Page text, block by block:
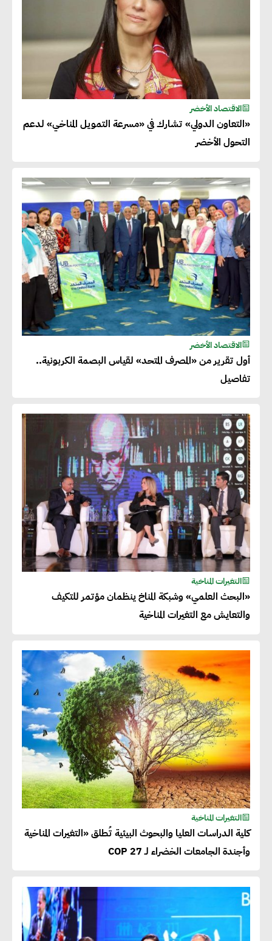
الاقتصاد الأخضر
«التعاون الدولي» تشارك في «مسرعة التمويل المناخي» لدعم
التحول الأخضر
الاقتصاد الأخضر
أول تقرير من «المصرف المتحد» لقياس البصمة الكربونية..
تفاصيل
التغيرات المناخية
«البحث العلمي» وشبكة المناخ ينظمان مؤتمر للتكيف
والتعايش مع التغيرات المناخية
التغيرات المناخية
كلية الدراسات العليا والبحوث البيئية تُطلق «التغيرات المناخية
وأجندة الجامعات الخضراء لـ COP 27